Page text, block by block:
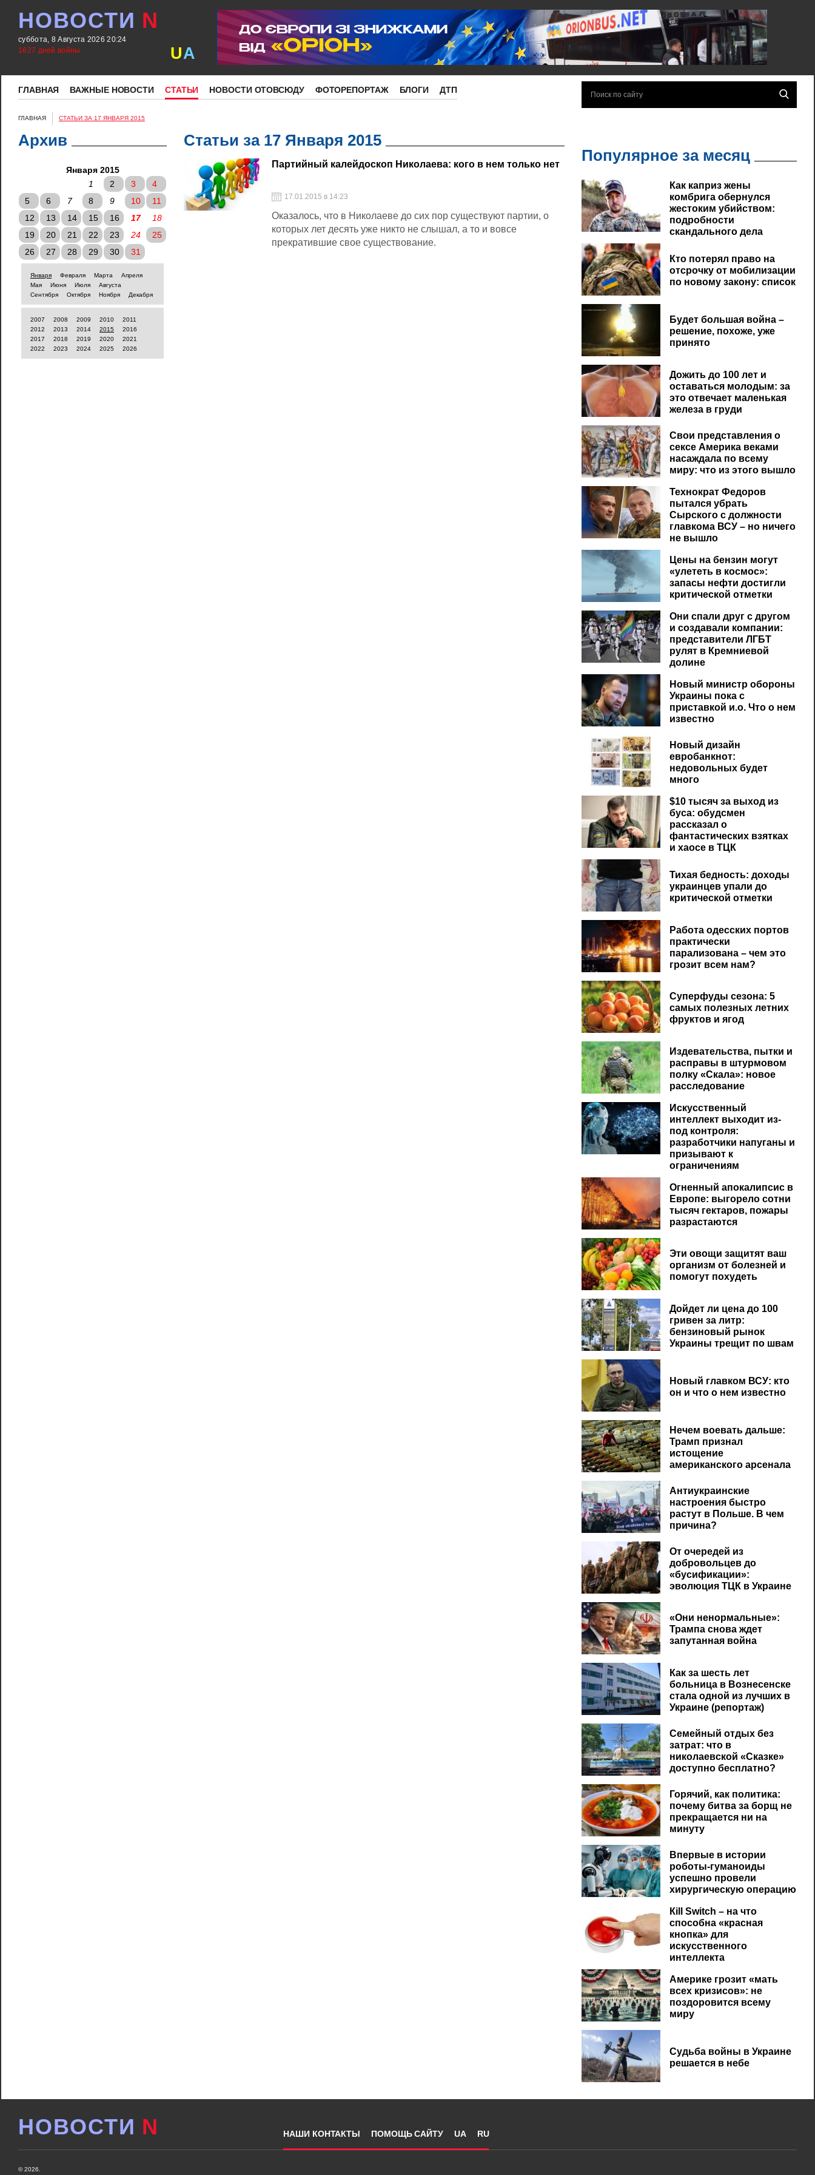
НОВОСТИ N
суббота, 8 Августа 2026 20:24
1627 дней войны
UA
ГЛАВНАЯ ВАЖНЫЕ НОВОСТИ СТАТЬИ НОВОСТИ ОТОВСЮДУ ФОТОРЕПОРТАЖ БЛОГИ ДТП
ГЛАВНАЯ СТАТЬИ ЗА 17 ЯНВАРЯ 2015
Архив
Января 2015
1
2 3
4
5
6 7 8 9 10
11
12
13 14 15 16 17
18
19
20 21 22 23 24
25
26
27 28 29 30 31
Января Февраля Марта
Апреля
Мая
Июня Июля
Августа
Сентября
Октября Ноября Декабря
2007 2008 2009 2010
2011
2012
2013 2014 2015
2016
2017
2018 2019 2020
2021
2022
2023 2024 2025 2026
Статьи за 17 Января 2015
Партийный калейдоскоп Николаева: кого в нем только нет
17.01.2015 в 14:23
Оказалось, что в Николаеве до сих пор существуют партии, о
которых лет десять уже никто не слышал, а то и вовсе
прекратившие свое существование.
Популярное за месяц
Как каприз жены
комбрига обернулся
жестоким убийством:
подробности
скандального дела
Кто потерял право на
отсрочку от мобилизации
по новому закону: список
Будет большая война –
решение, похоже, уже
принято
Дожить до 100 лет и
оставаться молодым: за
это отвечает маленькая
железа в груди
Свои представления о
сексе Америка веками
насаждала по всему
миру: что из этого вышло
Технократ Федоров
пытался убрать
Сырского с должности
главкома ВСУ – но ничего
не вышло
Цены на бензин могут
«улететь в космос»:
запасы нефти достигли
критической отметки
Они спали друг с другом
и создавали компании:
представители ЛГБТ
рулят в Кремниевой
долине
Новый министр обороны
Украины пока с
приставкой и.о. Что о нем
известно
Новый дизайн
евробанкнот:
недовольных будет
много
$10 тысяч за выход из
буса: обудсмен
рассказал о
фантастических взятках
и хаосе в ТЦК
Тихая бедность: доходы
украинцев упали до
критической отметки
Работа одесских портов
практически
парализована – чем это
грозит всем нам?
Суперфуды сезона: 5
самых полезных летних
фруктов и ягод
Издевательства, пытки и
расправы в штурмовом
полку «Скала»: новое
расследование
Искусственный
интеллект выходит из-
под контроля:
разработчики напуганы и
призывают к
ограничениям
Огненный апокалипсис в
Европе: выгорело сотни
тысяч гектаров, пожары
разрастаются
Эти овощи защитят ваш
организм от болезней и
помогут похудеть
Дойдет ли цена до 100
гривен за литр:
бензиновый рынок
Украины трещит по швам
Новый главком ВСУ: кто
он и что о нем известно
Нечем воевать дальше:
Трамп признал
истощение
американского арсенала
Антиукраинские
настроения быстро
растут в Польше. В чем
причина?
От очередей из
добровольцев до
«бусификации»:
эволюция ТЦК в Украине
«Они ненормальные»:
Трампа снова ждет
запутанная война
Как за шесть лет
больница в Вознесенске
стала одной из лучших в
Украине (репортаж)
Семейный отдых без
затрат: что в
николаевской «Сказке»
доступно бесплатно?
Горячий, как политика:
почему битва за борщ не
прекращается ни на
минуту
Впервые в истории
роботы-гуманоиды
успешно провели
хирургическую операцию
Кill Switch – на что
способна «красная
кнопка» для
искусственного
интеллекта
Америке грозит «мать
всех кризисов»: не
поздоровится всему
миру
Судьба войны в Украине
решается в небе
НОВОСТИ N НАШИ КОНТАКТЫ ПОМОЩЬ САЙТУ UA RU
© 2026.